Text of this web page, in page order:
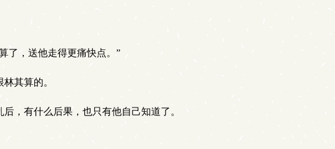
了，送他走得更痛快点。”
其算的。
，有什么后果，也只有他自己知道了。